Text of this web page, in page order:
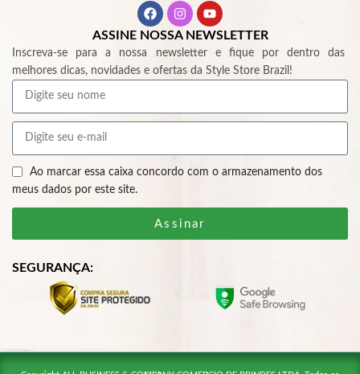
ASSINE NOSSA NEWSLETTER
Inscreva-se para a nossa newsletter e fique por dentro das
melhores dicas, novidades e ofertas da Style Store Brazil!
Ao marcar essa caixa concordo com o armazenamento dos
meus dados por este site.
Assinar
SEGURANÇA: